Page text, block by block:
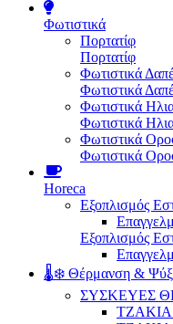
Φωτιστικά
Πορτατίφ
Πορτατίφ
Φωτιστικά
Φωτιστικά
Φωτιστικά
Φωτιστικά
Φωτιστικά
Φωτιστικά
Horeca
Εξοπλισμός
Εξοπλισμός
🌡️❄️ Θέρμανση &
ΣΥΣΚΕΥΕΣ